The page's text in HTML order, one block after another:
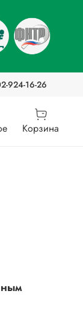
924-16-26
Корзина